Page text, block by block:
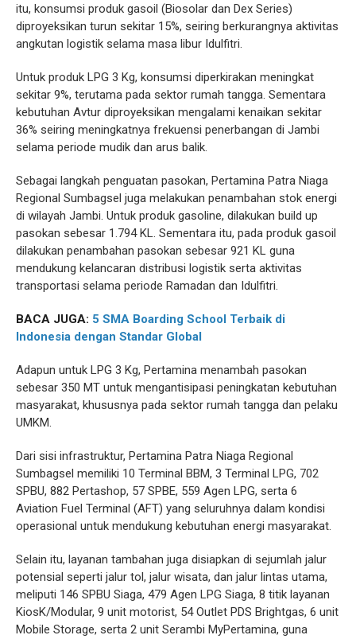
itu, konsumsi produk gasoil (Biosolar dan Dex Series)
diproyeksikan turun sekitar 15%, seiring berkurangnya aktivitas
angkutan logistik selama masa libur Idulfitri.
Untuk produk LPG 3 Kg, konsumsi diperkirakan meningkat
sekitar 9%, terutama pada sektor rumah tangga. Sementara
kebutuhan Avtur diproyeksikan mengalami kenaikan sekitar
36% seiring meningkatnya frekuensi penerbangan di Jambi
selama periode mudik dan arus balik.
Sebagai langkah penguatan pasokan, Pertamina Patra Niaga
Regional Sumbagsel juga melakukan penambahan stok energi
di wilayah Jambi. Untuk produk gasoline, dilakukan build up
pasokan sebesar 1.794 KL. Sementara itu, pada produk gasoil
dilakukan penambahan pasokan sebesar 921 KL guna
mendukung kelancaran distribusi logistik serta aktivitas
transportasi selama periode Ramadan dan Idulfitri.
BACA JUGA: 5 SMA Boarding School Terbaik di
Indonesia dengan Standar Global
Adapun untuk LPG 3 Kg, Pertamina menambah pasokan
sebesar 350 MT untuk mengantisipasi peningkatan kebutuhan
masyarakat, khususnya pada sektor rumah tangga dan pelaku
UMKM.
Dari sisi infrastruktur, Pertamina Patra Niaga Regional
Sumbagsel memiliki 10 Terminal BBM, 3 Terminal LPG, 702
SPBU, 882 Pertashop, 57 SPBE, 559 Agen LPG, serta 6
Aviation Fuel Terminal (AFT) yang seluruhnya dalam kondisi
operasional untuk mendukung kebutuhan energi masyarakat.
Selain itu, layanan tambahan juga disiapkan di sejumlah jalur
potensial seperti jalur tol, jalur wisata, dan jalur lintas utama,
meliputi 146 SPBU Siaga, 479 Agen LPG Siaga, 8 titik layanan
KiosK/Modular, 9 unit motorist, 54 Outlet PDS Brightgas, 6 unit
Mobile Storage, serta 2 unit Serambi MyPertamina, guna